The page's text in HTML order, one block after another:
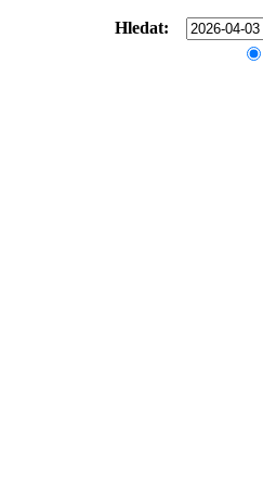
Hledat: